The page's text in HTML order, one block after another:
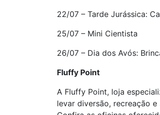
22/07 – Tarde Jurássica:
25/07 – Mini Cientista
26/07 – Dia dos Avós:
Fluffy Point
A Fluffy Point, loja
levar diversão, recreação